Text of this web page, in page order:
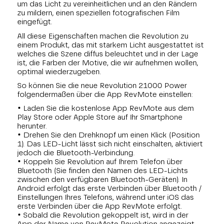
um das Licht zu vereinheitlichen und an den Rändern
zu mildern, einen speziellen fotografischen Film
eingefügt.
All diese Eigenschaften machen die Revolution zu
einem Produkt, das mit starkem Licht ausgestattet ist
welches die Szene diffus beleuchtet und in der Lage
ist, die Farben der Motive, die wir aufnehmen wollen,
optimal wiederzugeben.
So können Sie die neue Revolution 21000 Power
folgendermaßen über die App RevMote einstellen:
• Laden Sie die kostenlose App RevMote aus dem
Play Store oder Apple Store auf Ihr Smartphone
herunter.
• Drehen Sie den Drehknopf um einen Klick (Position
1). Das LED-Licht lässt sich nicht einschalten, aktiviert
jedoch die Bluetooth-Verbindung.
• Koppeln Sie Revolution auf Ihrem Telefon über
Bluetooth (Sie finden den Namen des LED-Lichts
zwischen den verfügbaren Bluetooth-Geräten). In
Android erfolgt das erste Verbinden über Bluetooth /
Einstellungen Ihres Telefons, während unter iOS das
erste Verbinden über die App RevMote erfolgt.
• Sobald die Revolution gekoppelt ist, wird in der